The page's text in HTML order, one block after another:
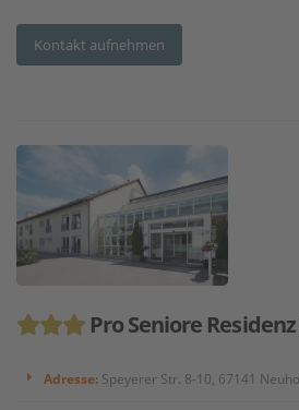
Kontakt aufnehmen
Pro Seniore
Adresse: Speyerer Str. 8-10, 67141